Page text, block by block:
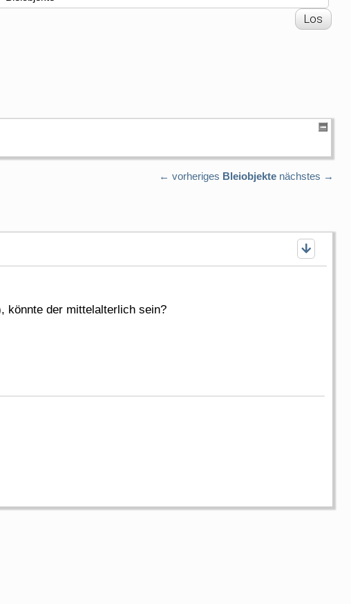
← vorheriges Bleiobjekte nächstes →
könnte der mittelalterlich sein?